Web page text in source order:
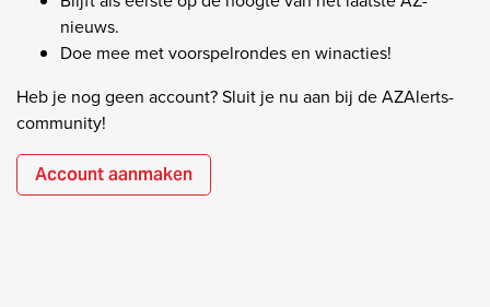
nieuws.
Doe mee met voorspelrondes en winacties!
Heb je nog geen account? Sluit je nu aan bij de AZAlerts-
community!
Account aanmaken